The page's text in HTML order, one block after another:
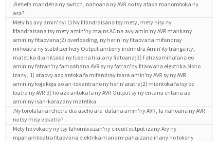
.Rehefa mandeha ny switch, nahoana ny AVR no tsy afaka manomboka ny
asa?
Mety ho avy amin'ny: 1) Ny fifandraisana tsy mety, mety hisy ny
fifandraisana tsy mety amin'ny mains AC na avy amin'ny AVR mankany
amin'ny fitaovana;2) overloading, ny herin 'ny fitaovana mifandray
mihoatra ny stabilizer hery Output ambony indrindra.Amin'ity tranga ity,
matetika dia hitsoka ny fuse na hiala ny fiatoana;3) Fahasamihafana eo
amin'ny fatran'ny famoahana AVR sy ny fatran'ny fitaovana elektrika.Noho
izany, 1) ataovy azo antoka fa mifandray tsara amin'ny AVR sy ny AVR
amin'ny kojakoja ao an-tokantrano ny herin'aratra;2) miantoka fa tsy be
loatra ny AVR.3) ho azo antoka fa ny AVR Output sy ny entana entana ao
amin'ny isan-karazany matetika.
.Ny torolalana rehetra dia aseho ara-dalàna amin'ny AVR, fa nahoana ny AVR
no tsy misy vokatra?
Mety ho vokatry ny tsy fahombiazan'ny circuit output izany.Ary ny
mpanamboatra fitaovana elektrika manam-pahaizana ihany no tokony